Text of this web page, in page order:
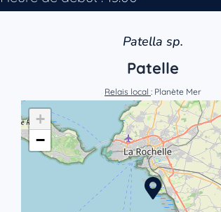
Patella sp.
Patelle
Relais local : Planète Mer
+
−